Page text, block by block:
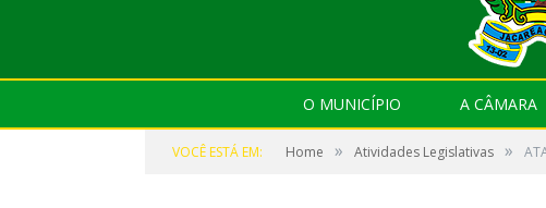
O MUNICÍPIO A CÂMARA
VOCÊ ESTÁ EM: Home » Atividades Legislativas »